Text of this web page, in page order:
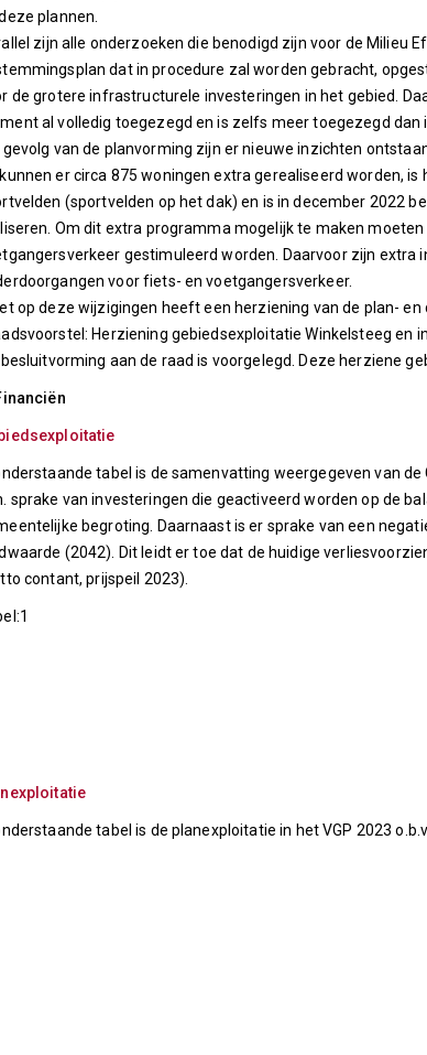
plannen.
zijn alle onderzoeken die benodigd zijn voor de Milieu
dat in procedure zal worden gebracht,
de grotere infrastructurele investeringen in het gebied.
al volledig toegezegd en is zelfs meer toegezegd dan
gevolg van de planvorming zijn er nieuwe inzichten
er circa 875 woningen extra gerealiseerd worden,
(sportvelden op het dak) en is in december 2022
Om dit extra programma mogelijk te maken
gestimuleerd worden. Daarvoor zijn
voor fiets- en voetgangersverkeer.
op deze wijzigingen heeft een herziening van de plan-
Herziening gebiedsexploitatie Winkelsteeg en
aan de raad is voorgelegd. Deze herziene
tabel is de samenvatting weergegeven van
sprake van investeringen die geactiveerd worden op de
begroting. Daarnaast is er sprake van een
(2042). Dit leidt er toe dat de huidige
contant, prijspeil 2023).
tabel is de planexploitatie in het VGP 2023